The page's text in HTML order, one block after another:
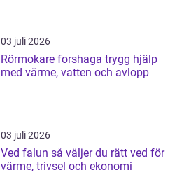
03 juli 2026
Rörmokare forshaga trygg hjälp
med värme, vatten och avlopp
03 juli 2026
Ved falun så väljer du rätt ved för
värme, trivsel och ekonomi